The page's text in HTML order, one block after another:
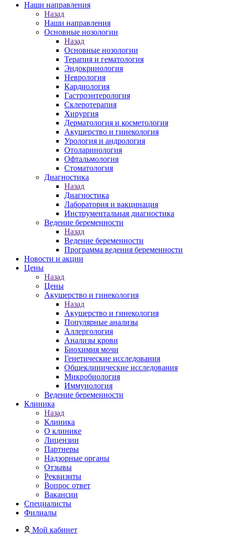
Наши направления
Назад
Наши направления
Основные нозологии
Назад
Основные нозологии
Терапия и гематология
Эндокринология
Неврология
Кардиология
Гастроэнтерология
Склеротерапия
Хирургия
Дерматология и косметология
Акушерство и гинекология
Урология и андрология
Отоларинология
Офтальмология
Стоматология
Диагностика
Назад
Диагностика
Лаборатория и вакцинация
Инструментальная диагностика
Ведение беременности
Назад
Ведение беременности
Программа ведения беременности
Новости и акции
Цены
Назад
Цены
Акушерство и гинекология
Назад
Акушерство и гинекология
Популярные анализы
Аллергология
Анализы крови
Биохимия мочи
Генетические исследования
Общеклинические исследования
Микробиология
Иммунология
Ведение беременности
Клиника
Назад
Клиника
О клинике
Лицензии
Партнеры
Надзорные органы
Отзывы
Реквизиты
Вопрос ответ
Вакансии
Специалисты
Филиалы
Мой кабинет